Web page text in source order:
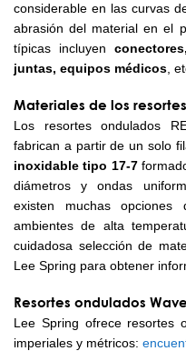
considerable en las curvas
abrasión del material en el
típicas incluyen
juntas, equipos médicos ,
Materiales de los
Los resortes ondulados
fabrican a partir de un solo
inoxidable tipo 17-7
diámetros y ondas
existen muchas opciones
ambientes de alta
cuidadosa selección de
Lee Spring para obtener
Resortes ondulados
Lee Spring ofrece resortes
imperiales y métricos: